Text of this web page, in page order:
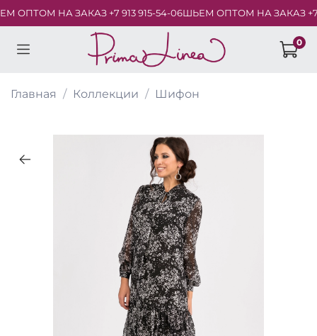
НА ЗАКАЗ +7 913 915-54-06ШЬЕМ ОПТОМ НА ЗАКАЗ +7
0
Главная Коллекции Шифон